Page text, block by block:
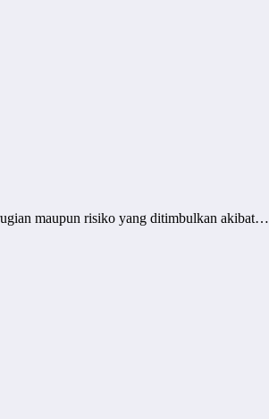
maupun risiko yang ditimbulkan akibat…